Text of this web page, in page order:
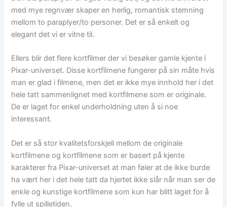
med mye regnvær skaper en herlig, romantisk stemning
mellom to paraplyer/to personer. Det er så enkelt og
elegant det vi er vitne til.
Ellers blir det flere kortfilmer der vi besøker gamle kjente i
Pixar-universet. Disse kortfilmene fungerer på sin måte hvis
man er glad i filmene, men det er ikke mye innhold her i det
hele tatt sammenlignet med kortfilmene som er originale.
De er laget for enkel underholdning uten å si noe
interessant.
Det er så stor kvalitetsforskjell mellom de originale
kortfilmene og kortfilmene som er basert på kjente
karakterer fra Pixar-universet at man føler at de ikke burde
ha vært her i det hele tatt da hjertet ikke slår når man ser de
enkle og kunstige kortfilmene som kun har blitt laget for å
fylle ut spilletiden.